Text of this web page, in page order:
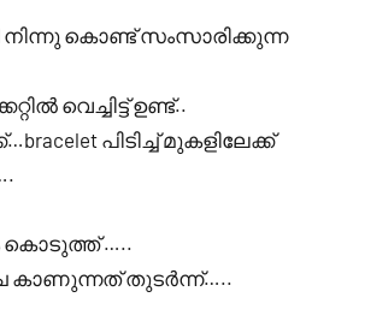
നിന്നു കൊണ്ട് സംസാരിക്കുന്ന
വെച്ചിട്ട് ഉണ്ട്..
പിടിച്ച് മുകളിലേക്ക്
കൊടുത്ത് …..
കാണുന്നത് തുടർന്ന്…..